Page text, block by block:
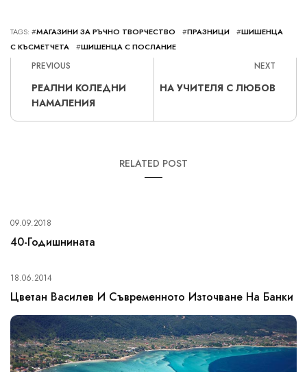
TAGS: #МАГАЗИНИ ЗА РЪЧНО ТВОРЧЕСТВО #ПРАЗНИЦИ #ШИШЕНЦА
С КЪСМЕТЧЕТА
#ШИШЕНЦА С ПОСЛАНИЕ
PREVIOUS
РЕАЛНИ КОЛЕДНИ
НАМАЛЕНИЯ
NEXT
НА УЧИТЕЛЯ С ЛЮБОВ
RELATED POST
09.09.2018
40-Годишнината
18.06.2014
Цветан Василев И Съвременното Източване На Банки